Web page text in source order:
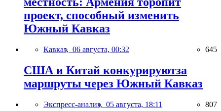
проект, способный изменить
Южный Кавказ
Кавказ, 06 августа, 00:32 645
США и Китай конкурируютза
маршруты через Южный Кавказ
Экспресс-анализ, 05 августа, 18:11 807